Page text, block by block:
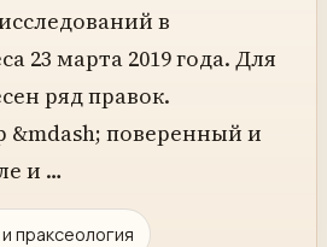
в
23 марта 2019 года. Для
ряд правок.
поверенный и
и …
праксеология